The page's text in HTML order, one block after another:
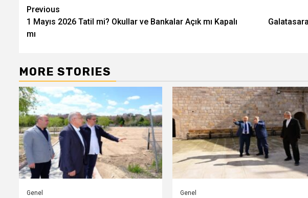
Post
navigation
Previous
1 Mayıs 2026 Tatil mi? Okullar ve Bankalar Açık mı Kapalı
mı
MORE STORIES
Genel Genel